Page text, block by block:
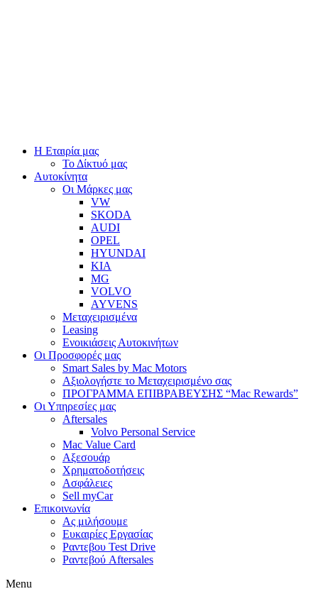
Η Εταιρία μας
Το Δίκτυό μας
Αυτοκίνητα
Οι Μάρκες μας
VW
SKODA
AUDI
OPEL
HYUNDAI
KIA
MG
VOLVO
AYVENS
Μεταχειρισμένα
Leasing
Ενοικιάσεις Αυτοκινήτων
Οι Προσφορές μας
Smart Sales by Mac Motors
Αξιολογήστε το Μεταχειρισμένο σας
ΠΡΟΓΡΑΜΜΑ ΕΠΙΒΡΑΒΕΥΣΗΣ “Mac Rewards”
Οι Υπηρεσίες μας
Aftersales
Volvo Personal Service
Mac Value Card
Αξεσουάρ
Χρηματοδοτήσεις
Ασφάλειες
Sell myCar
Επικοινωνία
Ας μιλήσουμε
Ευκαιρίες Εργασίας
Ραντεβου Test Drive
Ραντεβού Aftersales
Menu